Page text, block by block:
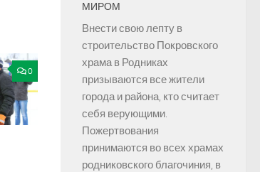
0
МИРОМ
Внести свою лепту в
строительство Покровского
храма в Родниках
призываются все жители
города и района, кто считает
себя верующими.
Пожертвования
принимаются во всех храмах
родниковского благочиния, в